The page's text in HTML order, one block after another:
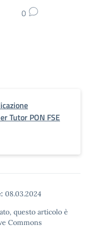
0
Tutor PON FSE
08.03.2024
questo articolo è
Commons